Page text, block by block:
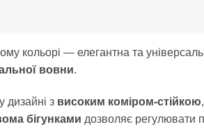
кольорі — елегантна та
вовни.
дизайні з високим коміром-стійкою
бігунками дозволяє регулювати